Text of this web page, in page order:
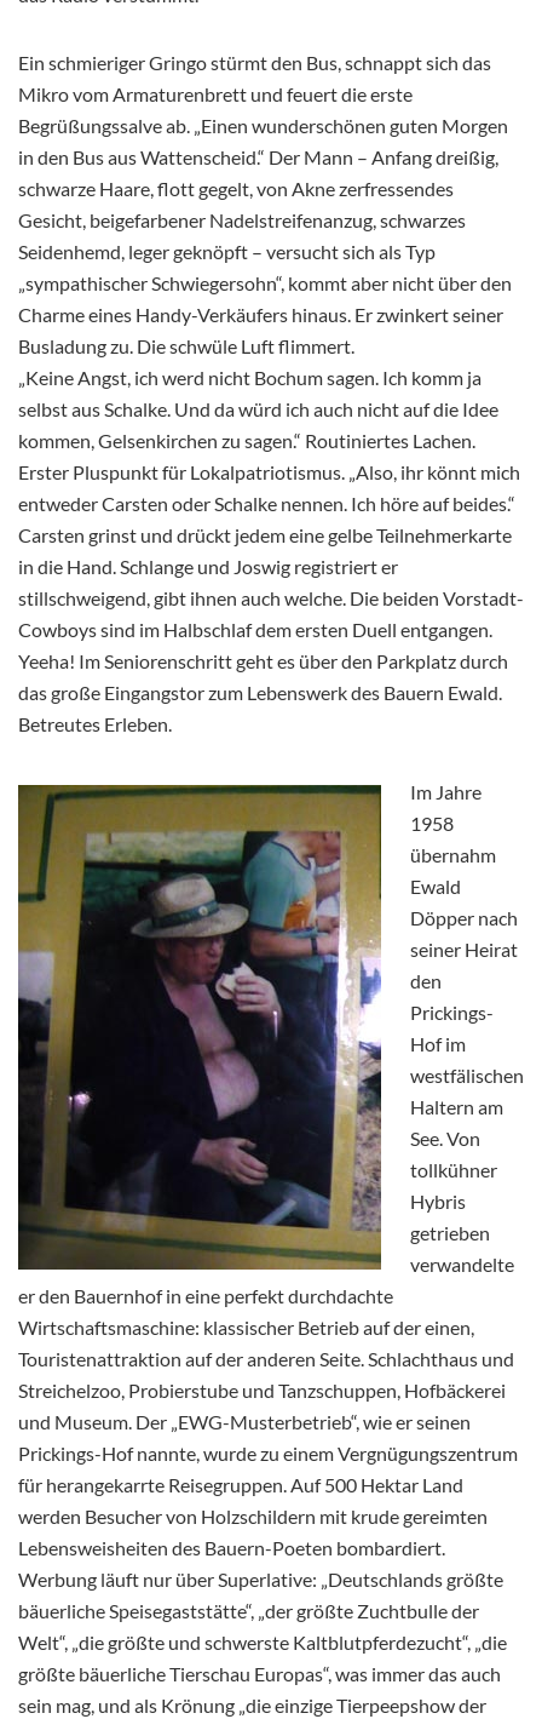
Ein schmieriger Gringo stürmt den Bus, schnappt sich das
Mikro vom Armaturenbrett und feuert die erste
Begrüßungssalve ab. „Einen wunderschönen guten Morgen
in den Bus aus Wattenscheid.“ Der Mann – Anfang dreißig,
schwarze Haare, flott gegelt, von Akne zerfressendes
Gesicht, beigefarbener Nadelstreifenanzug, schwarzes
Seidenhemd, leger geknöpft – versucht sich als Typ
„sympathischer Schwiegersohn“, kommt aber nicht über den
Charme eines Handy-Verkäufers hinaus. Er zwinkert seiner
Busladung zu. Die schwüle Luft flimmert.
„Keine Angst, ich werd nicht Bochum sagen. Ich komm ja
selbst aus Schalke. Und da würd ich auch nicht auf die Idee
kommen, Gelsenkirchen zu sagen.“ Routiniertes Lachen.
Erster Pluspunkt für Lokalpatriotismus. „Also, ihr könnt mich
entweder Carsten oder Schalke nennen. Ich höre auf beides.“
Carsten grinst und drückt jedem eine gelbe Teilnehmerkarte
in die Hand. Schlange und Joswig registriert er
stillschweigend, gibt ihnen auch welche. Die beiden Vorstadt-
Cowboys sind im Halbschlaf dem ersten Duell entgangen.
Yeeha! Im Seniorenschritt geht es über den Parkplatz durch
das große Eingangstor zum Lebenswerk des Bauern Ewald.
Betreutes Erleben.
Im Jahre
1958
übernahm
Ewald
Döpper nach
seiner Heirat
den
Prickings-
Hof im
westfälischen
Haltern am
See. Von
tollkühner
Hybris
getrieben
verwandelte
er den Bauernhof in eine perfekt durchdachte
Wirtschaftsmaschine: klassischer Betrieb auf der einen,
Touristenattraktion auf der anderen Seite. Schlachthaus und
Streichelzoo, Probierstube und Tanzschuppen, Hofbäckerei
und Museum. Der „EWG-Musterbetrieb“, wie er seinen
Prickings-Hof nannte, wurde zu einem Vergnügungszentrum
für herangekarrte Reisegruppen. Auf 500 Hektar Land
werden Besucher von Holzschildern mit krude gereimten
Lebensweisheiten des Bauern-Poeten bombardiert.
Werbung läuft nur über Superlative: „Deutschlands größte
bäuerliche Speisegaststätte“, „der größte Zuchtbulle der
Welt“, „die größte und schwerste Kaltblutpferdezucht“, „die
größte bäuerliche Tierschau Europas“, was immer das auch
sein mag, und als Krönung „die einzige Tierpeepshow der